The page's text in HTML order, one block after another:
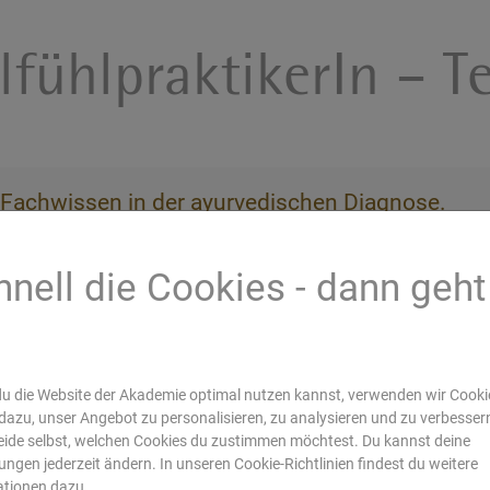
–
in der ayurvedischen Diagnose.
ganzheitlich zu coachen.
Traum von der eigenen Praxis zu verwirklichen.
Jetzt starten
die Cookies - dann
die Website der Akademie optimal nutzen kannst, verwenden wir
unser Angebot zu personalisieren, zu analysieren und zu
selbst, welchen Cookies du zustimmen möchtest. Du kannst deine
jederzeit ändern. In unseren Cookie-Richtlinien findest du weitere